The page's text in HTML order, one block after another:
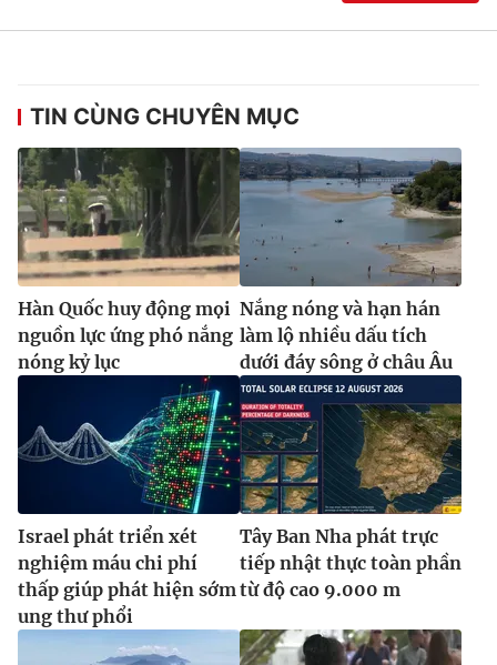
TIN CÙNG CHUYÊN MỤC
Hàn Quốc huy động mọi
nguồn lực ứng phó nắng
nóng kỷ lục
Nắng nóng và hạn hán
làm lộ nhiều dấu tích
dưới đáy sông ở châu Âu
Israel phát triển xét
nghiệm máu chi phí
thấp giúp phát hiện sớm
ung thư phổi
Tây Ban Nha phát trực
tiếp nhật thực toàn phần
từ độ cao 9.000 m